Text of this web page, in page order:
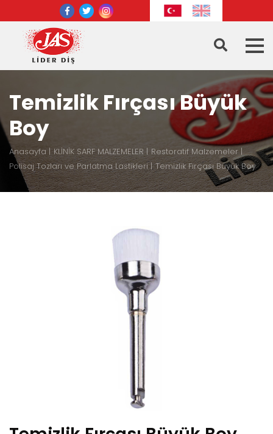
Temizlik Fırçası Büyük
Boy
Anasayfa KLİNİK SARF MALZEMELER
Restoratif Malzemeler
Polisaj Tozları ve Parlatma Lastikleri Temizlik Fırçası Büyük Boy